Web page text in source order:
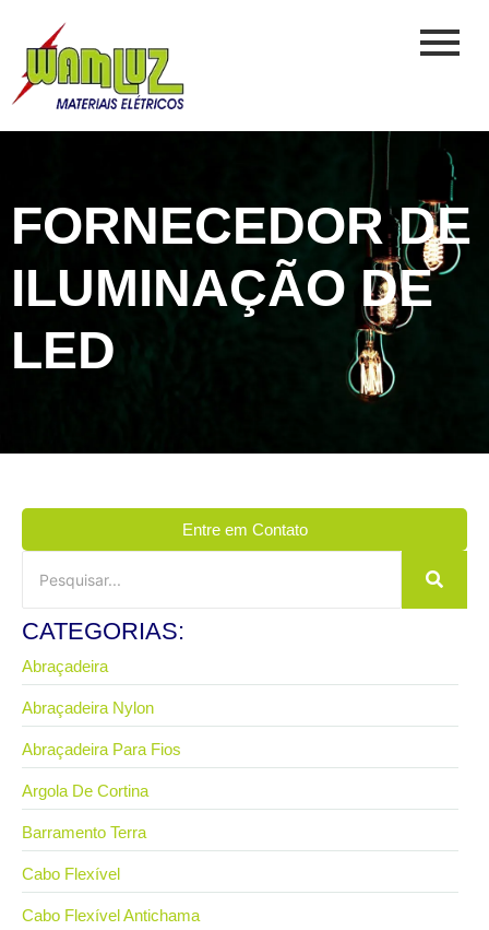
FORNECEDOR DE
ILUMINAÇÃO DE
LED
Entre em Contato
CATEGORIAS:
Abraçadeira
Abraçadeira Nylon
Abraçadeira Para Fios
Argola De Cortina
Barramento Terra
Cabo Flexível
Cabo Flexível Antichama